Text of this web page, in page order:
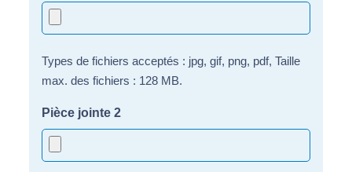
Types de fichiers acceptés : jpg, gif, png, pdf, Taille
max. des fichiers : 128 MB.
Pièce jointe 2